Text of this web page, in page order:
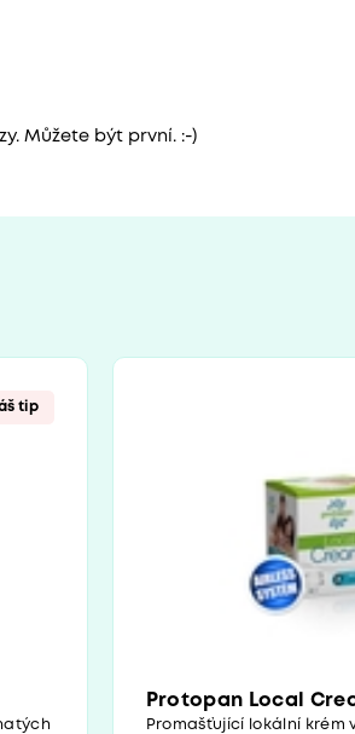
Můžete být první. :-)
tip
Protopan Local
Promašťující lokální krém